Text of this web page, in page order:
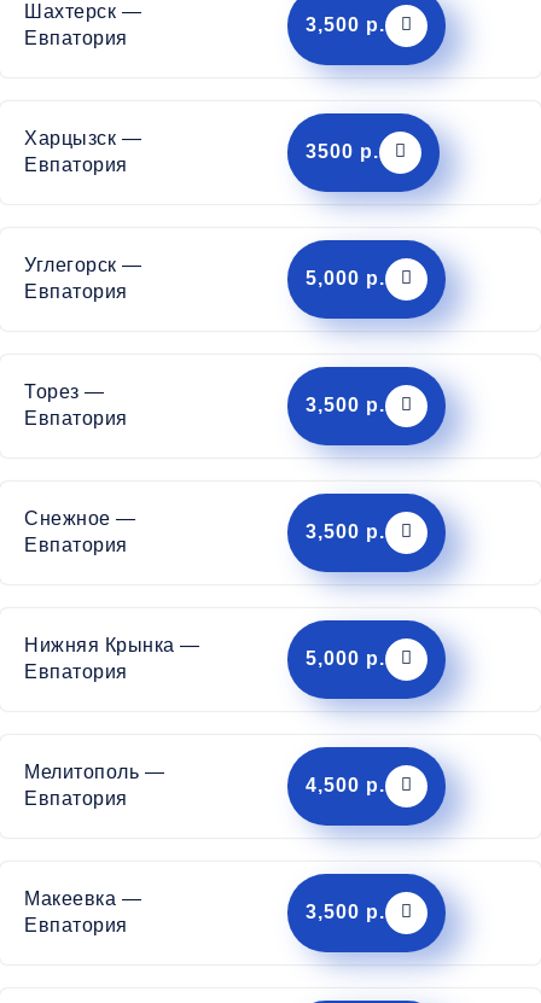
Шахтерск —
Евпатория
3,500 р.
Харцызск —
Евпатория
3500 р.
Углегорск —
Евпатория
5,000 р.
Торез —
Евпатория
3,500 р.
Снежное —
Евпатория
3,500 р.
Нижняя Крынка —
Евпатория
5,000 р.
Мелитополь —
Евпатория
4,500 р.
Макеевка —
Евпатория
3,500 р.